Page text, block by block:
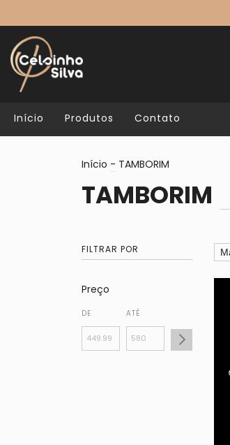
Início Produtos Contato
Início - TAMBORIM
TAMBORIM
FILTRAR POR
Preço
DE ATÉ